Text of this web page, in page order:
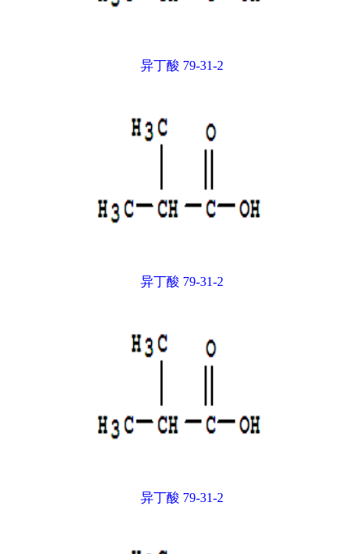
异丁酸 79-31-2
异丁酸 79-31-2
异丁酸 79-31-2